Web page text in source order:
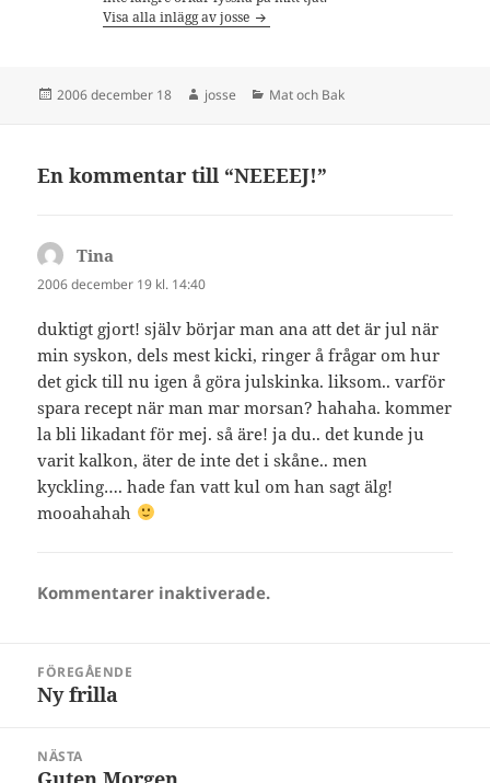
Visa alla inlägg av josse
Postat
2006 december 18 Författare
josse Kategorier
Mat och Bak
En kommentar till “NEEEEJ!”
Tina
2006 december 19 kl. 14:40
duktigt gjort! själv börjar man ana att det är jul när
min syskon, dels mest kicki, ringer å frågar om hur
det gick till nu igen å göra julskinka. liksom.. varför
spara recept när man mar morsan? hahaha. kommer
la bli likadant för mej. så äre! ja du.. det kunde ju
varit kalkon, äter de inte det i skåne.. men
kyckling…. hade fan vatt kul om han sagt älg!
mooahahah
Kommentarer inaktiverade.
FÖREGÅENDE
Föregående
Ny frilla
NÄSTA
Nästa